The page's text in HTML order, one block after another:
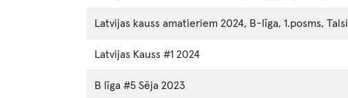
Latvijas kauss amatieriem 2024, B-līga, 1.posms, Talsi
Latvijas Kauss #1 2024
B līga #5 Sēja 2023